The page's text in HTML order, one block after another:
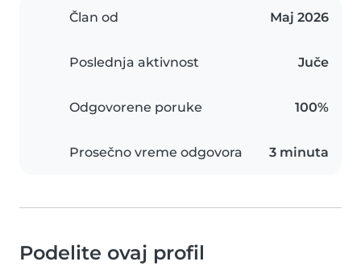
Član od Мај 2026
Poslednja aktivnost Juče
Odgovorene poruke 100%
Prosečno vreme odgovora 3 minuta
Podelite ovaj profil